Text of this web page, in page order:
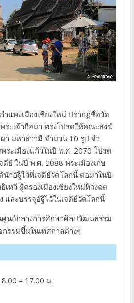
แพงเมืองเชียงใหม่ ปรากฏชื่อวัด
ระเจ้ากือนา ทรงโปรดให้คณะสงฆ์
มหาสวามี จำนวน 10 รูป จำ
ระเมืองแก้วในปี พ.ศ. 2070 โปรด
ดีย์ ในปี พ.ศ. 2088 พระเมืองเกษ
นำอัฐิไว้ที่เจดีย์วัดโลกนี้ ต่อมาในปี
ทวี ผู้ครองเมืองเชียงใหม่ทิวงคต
และบรรจุอัฐิไว้ในเจดีย์วัดโลกนี้
นย์กลางการศึกษาศิลปวัฒนธรรม
รรมขึ้นในเทศกาลต่างๆ
– 17.00 น.